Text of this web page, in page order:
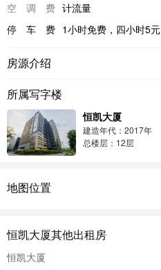
空调费 计流量
停车费 1小时免费，四小时5
房源介绍
所属写字楼
恒凯大厦
建造年代：2017年
总楼层：12层
地图位置
恒凯大厦其他出租房
恒凯大厦